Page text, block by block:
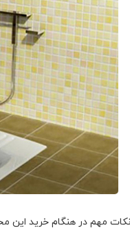
از نکات مهم در هنگام